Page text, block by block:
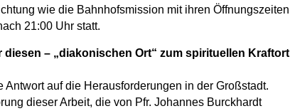
wie die Bahnhofsmission mit ihren Öffnungszeiten
21:00 Uhr statt.
– „diakonischen Ort“ zum spirituellen Kraftort
auf die Herausforderungen in der Großstadt.
dieser Arbeit, die von Pfr. Johannes Burckhardt